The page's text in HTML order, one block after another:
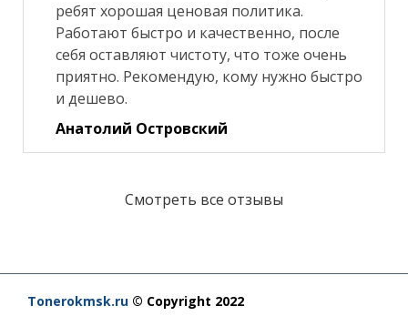
ребят хорошая ценовая политика.
Работают быстро и качественно, после
себя оставляют чистоту, что тоже очень
приятно. Рекомендую, кому нужно быстро
и дешево.
Анатолий Островский
Смотреть все отзывы
Tonerokmsk.ru © Copyright 2022